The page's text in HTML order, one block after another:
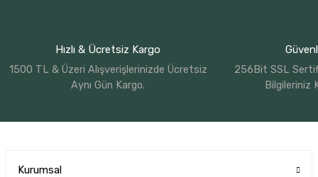
Hızlı & Ücretsiz Kargo
1500 TL & Üzeri Alışverişlerinizde Ücretsiz
Aynı Gün Kargo.
256Bit SSL
Bilgileriniz
Kurumsal